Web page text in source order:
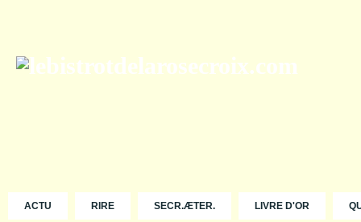
ACTU RIRE SECR.ÆTER. LIVRE D'OR